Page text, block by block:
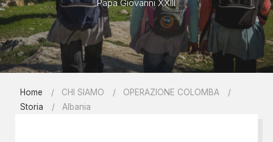
Papa Giovanni XXIII
Home CHI SIAMO
OPERAZIONE COLOMBA
Storia
Albania